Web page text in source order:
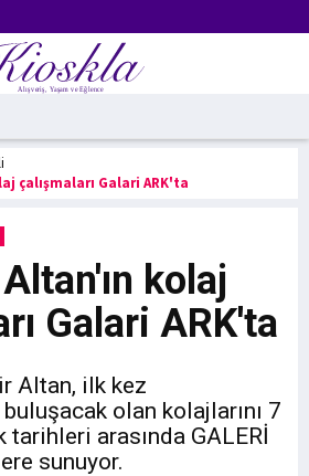
çalışmaları Galari ARK'ta
kolaj
Galari ARK'ta
Altan, ilk kez
olan kolajlarını 7
tarihleri arasında GALERİ
sunuyor.